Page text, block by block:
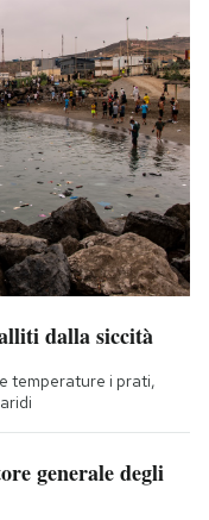
dalla siccità
temperature i prati,
generale degli